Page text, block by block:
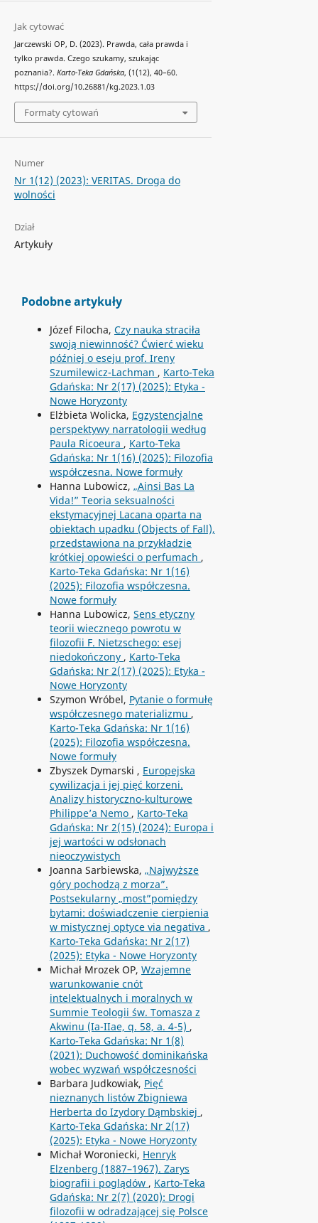
Jak cytować
Jarczewski OP, D. (2023). Prawda, cała prawda i
tylko prawda. Czego szukamy, szukając
poznania?. Karto-Teka Gdańska, (1(12), 40–60.
https://doi.org/10.26881/kg.2023.1.03
Formaty cytowań
Numer
Nr 1(12) (2023): VERITAS. Droga do
wolności
Dział
Artykuły
Podobne artykuły
Józef Filocha, Czy nauka straciła
swoją niewinność? Ćwierć wieku
później o eseju prof. Ireny
Szumilewicz-Lachman , Karto-Teka
Gdańska: Nr 2(17) (2025): Etyka -
Nowe Horyzonty
Elżbieta Wolicka, Egzystencjalne
perspektywy narratologii według
Paula Ricoeura , Karto-Teka
Gdańska: Nr 1(16) (2025): Filozofia
współczesna. Nowe formuły
Hanna Lubowicz, „Ainsi Bas La
Vida!” Teoria seksualności
ekstymacyjnej Lacana oparta na
obiektach upadku (Objects of Fall),
przedstawiona na przykładzie
krótkiej opowieści o perfumach ,
Karto-Teka Gdańska: Nr 1(16)
(2025): Filozofia współczesna.
Nowe formuły
Hanna Lubowicz, Sens etyczny
teorii wiecznego powrotu w
filozofii F. Nietzschego: esej
niedokończony , Karto-Teka
Gdańska: Nr 2(17) (2025): Etyka -
Nowe Horyzonty
Szymon Wróbel, Pytanie o formułę
współczesnego materializmu ,
Karto-Teka Gdańska: Nr 1(16)
(2025): Filozofia współczesna.
Nowe formuły
Zbyszek Dymarski , Europejska
cywilizacja i jej pięć korzeni.
Analizy historyczno-kulturowe
Philippe’a Nemo , Karto-Teka
Gdańska: Nr 2(15) (2024): Europa i
jej wartości w odsłonach
nieoczywistych
Joanna Sarbiewska, „Najwyższe
góry pochodzą z morza”.
Postsekularny „most”pomiędzy
bytami: doświadczenie cierpienia
w mistycznej optyce via negativa ,
Karto-Teka Gdańska: Nr 2(17)
(2025): Etyka - Nowe Horyzonty
Michał Mrozek OP, Wzajemne
warunkowanie cnót
intelektualnych i moralnych w
Summie Teologii św. Tomasza z
Akwinu (Ia-IIae, q. 58, a. 4-5) ,
Karto-Teka Gdańska: Nr 1(8)
(2021): Duchowość dominikańska
wobec wyzwań współczesności
Barbara Judkowiak, Pięć
nieznanych listów Zbigniewa
Herberta do Izydory Dąmbskiej ,
Karto-Teka Gdańska: Nr 2(17)
(2025): Etyka - Nowe Horyzonty
Michał Woroniecki, Henryk
Elzenberg (1887–1967). Zarys
biografii i poglądów , Karto-Teka
Gdańska: Nr 2(7) (2020): Drogi
filozofii w odradzającej się Polsce